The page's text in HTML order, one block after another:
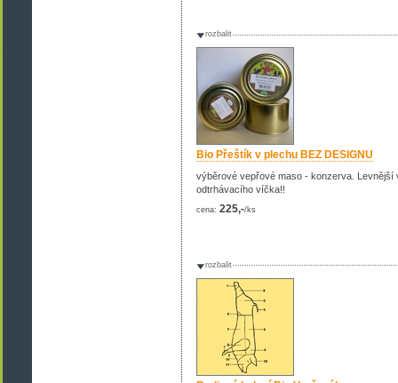
rozbalit
Bio Přeštík v plechu BEZ DESIGNU
výběrové vepřové maso - konzerva. Levnější
odtrhávacího víčka!!
cena: 225,-/ks
rozbalit